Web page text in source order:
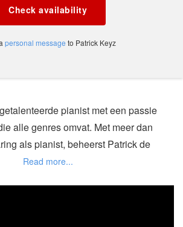
Check availability
personal message to Patrick Keyz
pianist met een passie
alle genres omvat. Met meer dan
als pianist, beheerst Patrick de
boeien van het publiek met zijn